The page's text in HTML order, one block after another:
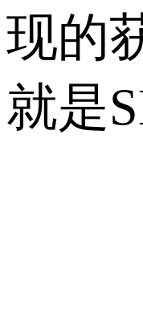
现的
就是